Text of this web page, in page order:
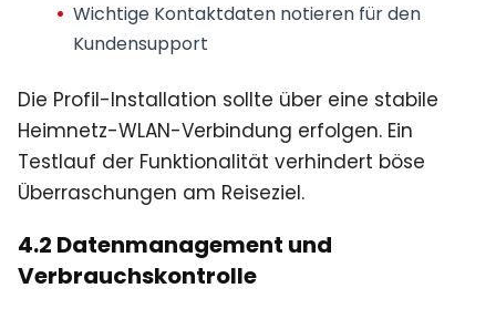
Wichtige Kontaktdaten notierenfür den
Kundensupport
Die Profil-Installation sollte über eine stabile
Heimnetz-WLAN-Verbindung erfolgen. Ein
Testlauf der Funktionalität verhindert böse
Überraschungen am Reiseziel.
4.2 Datenmanagement und
Verbrauchskontrolle